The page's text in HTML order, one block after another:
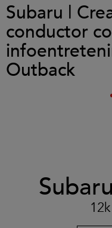
Subaru |
conductor
Outback